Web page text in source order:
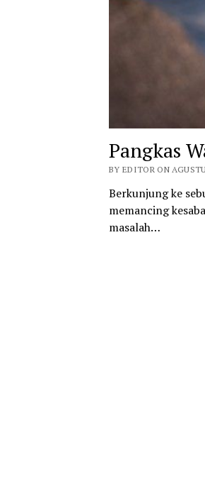
Pangkas
BY EDITOR ON
Berkunjung ke
memancing
masalah…